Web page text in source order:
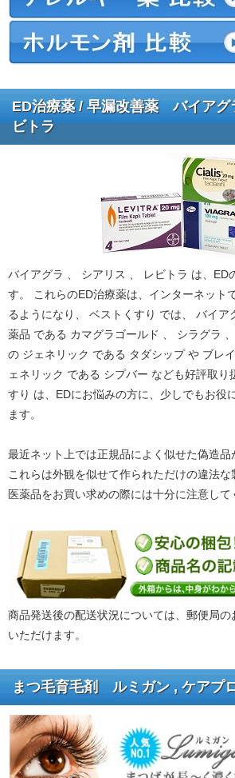
ED治療薬 / 早漏改善薬 バイアグ
ビトラ
バイアグラ 、 シアリス 、 レビトラ は、ED
す。 これらのED治療薬は、インターネット
るようになり、 ベストくすり では、 バイア
薬品 である カマグラゴールド 、 シラグラ
の ジェネリック である タダシップ や ブレ
ェネリック である シプバー なども好評取り
すり は、EDにお悩みの方に、少しでもお役
ます。
最近ネット上では正規品によく似せた偽造品
これらは外観を似せて作られただけの違法な
医薬品をお買い求めの際には十分に注意して
商品発送後の配送状況については、郵便局
いただけます。
まつ毛育毛剤 ルミガン , ケアプ